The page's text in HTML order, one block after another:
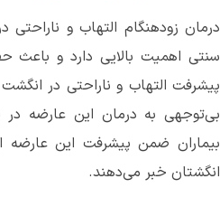
درمان زودهنگام التهاب و
سنتی اهمیت بالایی دارد و
پیشرفت التهاب و ناراحتی در
بی‌توجهی به درمان این عارضه
بیماران ضمن پیشرفت این عارضه
انگشتان خبر می‌دهند.